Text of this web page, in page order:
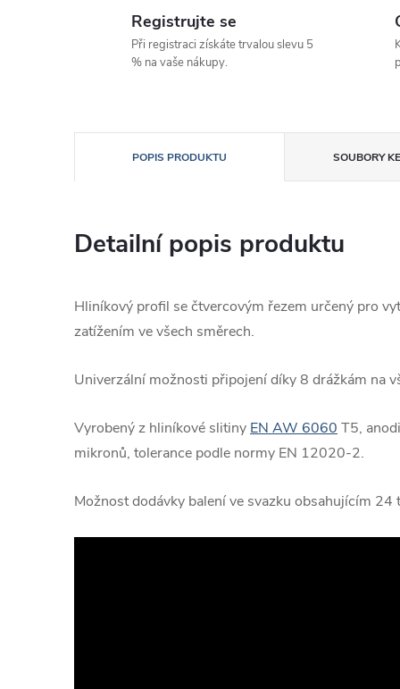
Registrujte se
Při registraci získáte trvalou slevu 5
% na vaše nákupy.
POPIS PRODUKTU SOUBORY
Detailní popis produktu
Hliníkový profil se čtvercovým řezem určený pro
zatížením ve všech směrech.
Univerzální možnosti připojení díky 8 drážkám na
Vyrobený z hliníkové slitiny EN AW 6060 T5,
mikronů, tolerance podle normy EN 12020-2.
Možnost dodávky balení ve svazku obsahujícím 24